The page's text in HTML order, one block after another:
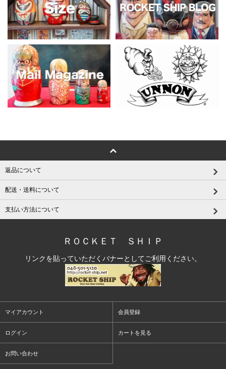
返品について
配送・送料について
支払い方法について
ＲＯＣＫＥＴ ＳＨＩＰ
リンクを貼っていただくバナーとしてご利用ください。
マイアカウント 会員登録
ログイン カートを見る
お問い合わせ